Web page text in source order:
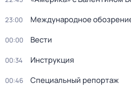
23:00 Международное
00:00 Вести
00:34 Инструкция
00:46 Специальный репортаж